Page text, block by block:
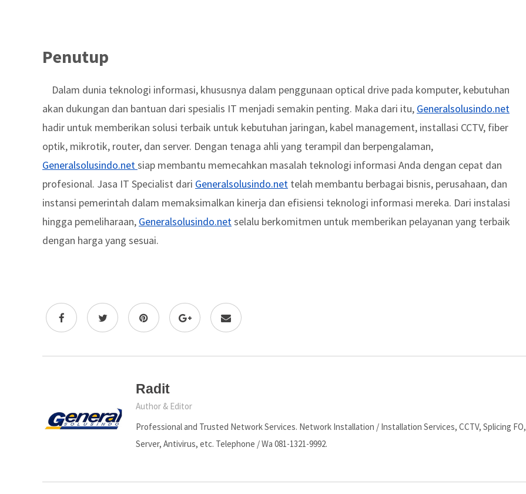
Penutup
Dalam dunia teknologi informasi, khususnya dalam penggunaan optical drive pada komputer, kebutuhan
akan dukungan dan bantuan dari spesialis IT menjadi semakin penting. Maka dari itu, Generalsolusindo.net
hadir untuk memberikan solusi terbaik untuk kebutuhan jaringan, kabel management, installasi CCTV, fiber
optik, mikrotik, router, dan server. Dengan tenaga ahli yang terampil dan berpengalaman,
Generalsolusindo.netsiap membantu memecahkan masalah teknologi informasi Anda dengan cepat dan
profesional. Jasa IT Specialist dari Generalsolusindo.net telah membantu berbagai bisnis, perusahaan, dan
instansi pemerintah dalam memaksimalkan kinerja dan efisiensi teknologi informasi mereka. Dari instalasi
hingga pemeliharaan, Generalsolusindo.netselalu berkomitmen untuk memberikan pelayanan yang terbaik
dengan harga yang sesuai.
Radit
Author & Editor
Professional and Trusted Network Services. Network Installation / Installation Services, CCTV, Splicing FO,
Server, Antivirus, etc. Telephone / Wa 081-1321-9992.